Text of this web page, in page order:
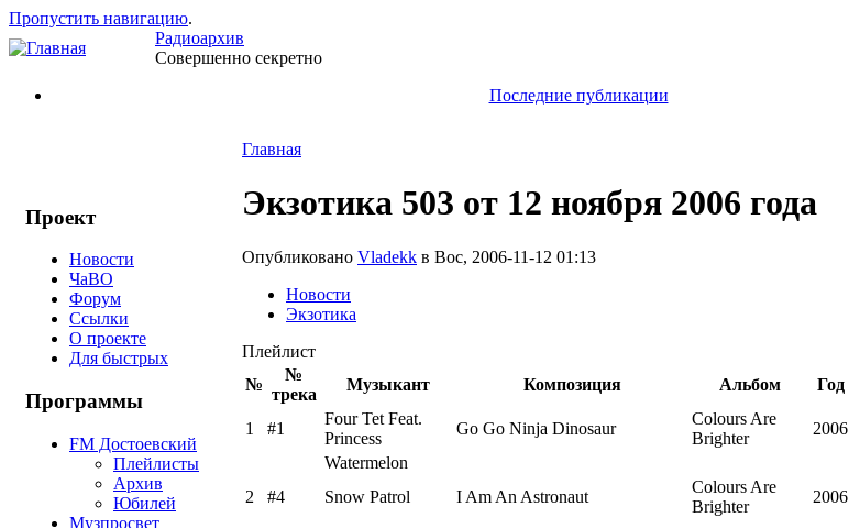
Пропустить навигацию.
Радиоархив
Совершенно секретно
Последние публикации
Проект
Новости
ЧаВО
Форум
Ссылки
О проекте
Для быстрых
Программы
FM Достоевский
Плейлисты
Архив
Юбилей
Музпросвет
Главная
Экзотика 503 от 12 ноября 2006 года
Опубликовано Vladekk в Вос, 2006-11-12 01:13
Новости
Экзотика
Плейлист
№
№
трека
Музыкант Композиция Альбом Год
1 #1
Four Tet Feat.
Princess
Go Go Ninja Dinosaur
Colours Are
Brighter
2006
Watermelon
2
#4 Snow Patrol I Am An Astronaut
Colours Are
Brighter
2006